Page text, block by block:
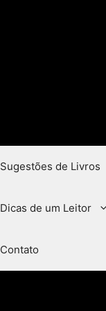
Sugestões de Livros
Dicas de um Leitor
Contato